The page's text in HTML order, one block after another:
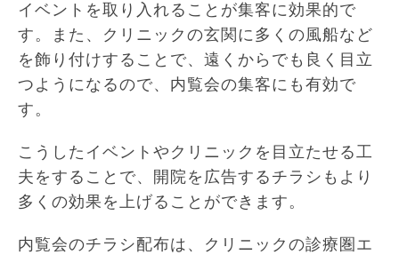
イベントを取り入れることが集客に効果的で
す。また、クリニックの玄関に多くの風船など
を飾り付けすることで、遠くからでも良く目立
つようになるので、内覧会の集客にも有効で
す。
こうしたイベントやクリニックを目立たせる工
夫をすることで、開院を広告するチラシもより
多くの効果を上げることができます。
内覧会のチラシ配布は、クリニックの診療圏エ